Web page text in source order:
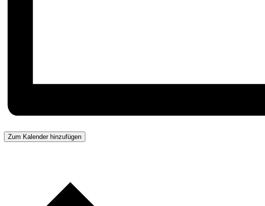
Zum Kalender hinzufügen